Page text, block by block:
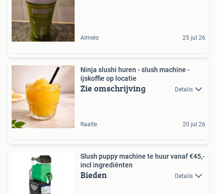
Almelo 25 jul 26
Ninja slushi huren - slush machine -
ijskoffie op locatie
Zie omschrijving Details
Raalte 20 jul 26
Slush puppy machine te huur vanaf €45,-
incl ingrediënten
Bieden Details